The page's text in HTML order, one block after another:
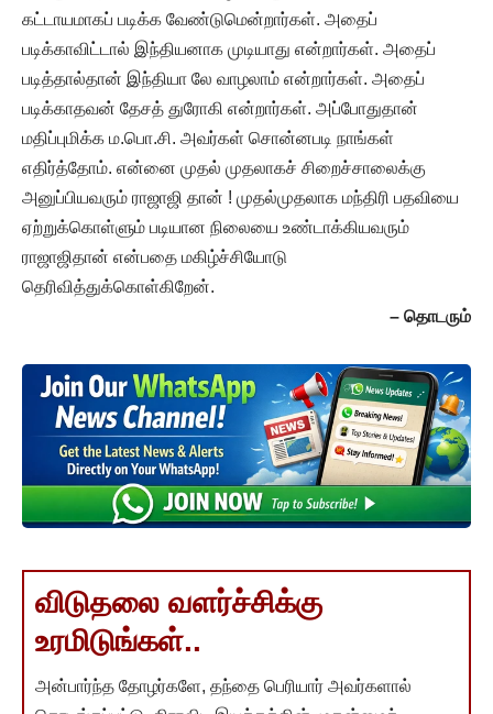
கட்டாயமாகப் படிக்க வேண்டுமென்றார்கள். அதைப்
படிக்காவிட்டால் இந்தியனாக முடியாது என்றார்கள். அதைப்
படித்தால்தான் இந்தியா லே வாழலாம் என்றார்கள். அதைப்
படிக்காதவன் தேசத் துரோகி என்றார்கள். அப்போதுதான்
மதிப்புமிக்க ம.பொ.சி. அவர்கள் சொன்னபடி நாங்கள்
எதிர்த்தோம். என்னை முதல் முதலாகச் சிறைச்சாலைக்கு
அனுப்பியவரும் ராஜாஜி தான் ! முதல்முதலாக மந்திரி பதவியை
ஏற்றுக்கொள்ளும் படியான நிலையை உண்டாக்கியவரும்
ராஜாஜிதான் என்பதை மகிழ்ச்சியோடு
தெரிவித்துக்கொள்கிறேன்.
– தொடரும்
விடுதலை வளர்ச்சிக்கு
உரமிடுங்கள்..
அன்பார்ந்த தோழர்களே, தந்தை பெரியார் அவர்களால்